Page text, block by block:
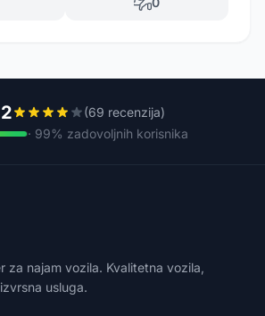
(69 recenzija)
· 99% zadovoljnih korisnika
za najam vozila. Kvalitetna vozila,
usluga.